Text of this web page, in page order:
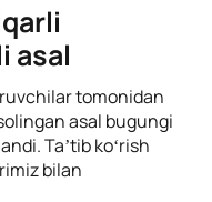
asal
tomonidan
asal bugungi
Taʼtib koʻrish
bilan